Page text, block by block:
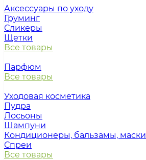
Аксессуары по уходу
Груминг
Сликеры
Щетки
Все товары
Парфюм
Все товары
Уходовая косметика
Пудра
Лосьоны
Шампуни
Кондиционеры, бальзамы, маски
Спреи
Все товары